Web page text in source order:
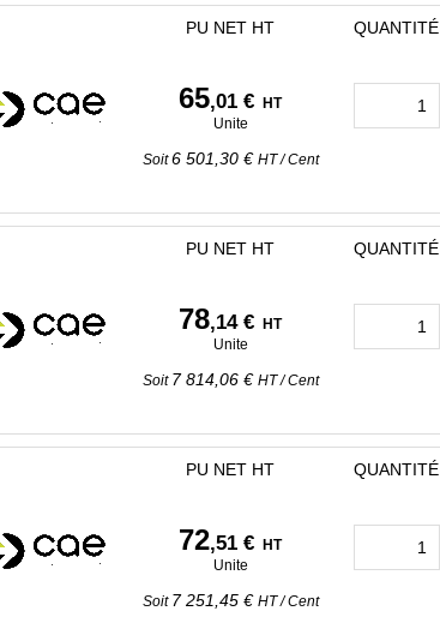
PU NET HT
65,01 €
HT
Unite
Soit6 501,30 € HT/Cent
QUANTITÉ
PU NET HT
78,14 €
HT
Unite
Soit 7 814,06 € HT/Cent
QUANTITÉ
PU NET HT
72,51 €
HT
Unite
Soit 7 251,45 € HT/Cent
QUANTITÉ